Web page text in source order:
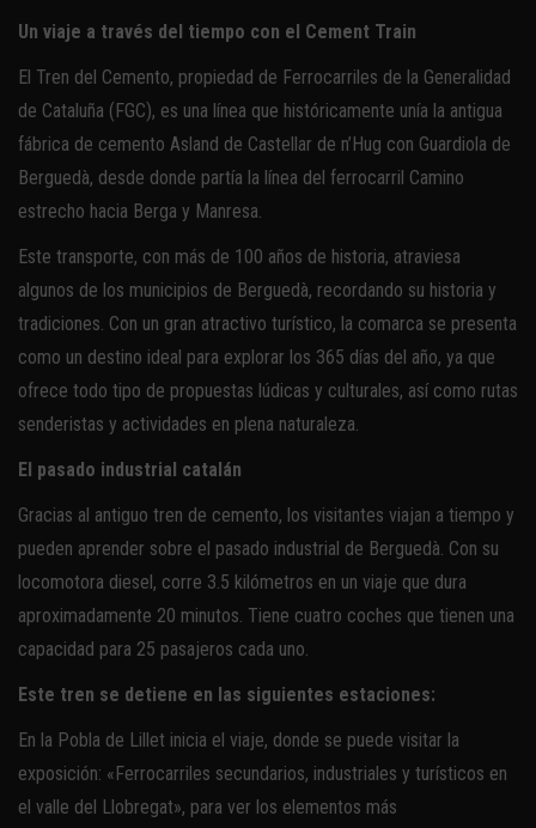
Un viaje a través del tiempo con el Cement Train
El Tren del Cemento, propiedad de Ferrocarriles de la Generalidad
de Cataluña (FGC), es una línea que históricamente unía la antigua
fábrica de cemento Asland de Castellar de n’Hug con Guardiola de
Berguedà, desde donde partía la línea del ferrocarril Camino
estrecho hacia Berga y Manresa.
Este transporte, con más de 100 años de historia, atraviesa
algunos de los municipios de Berguedà, recordando su historia y
tradiciones. Con un gran atractivo turístico, la comarca se presenta
como un destino ideal para explorar los 365 días del año, ya que
ofrece todo tipo de propuestas lúdicas y culturales, así como rutas
senderistas y actividades en plena naturaleza.
El pasado industrial catalán
Gracias al antiguo tren de cemento, los visitantes viajan a tiempo y
pueden aprender sobre el pasado industrial de Berguedà. Con su
locomotora diesel, corre 3.5 kilómetros en un viaje que dura
aproximadamente 20 minutos. Tiene cuatro coches que tienen una
capacidad para 25 pasajeros cada uno.
Este tren se detiene en las siguientes estaciones:
En la Pobla de Lillet inicia el viaje, donde se puede visitar la
exposición: «Ferrocarriles secundarios, industriales y turísticos en
el valle del Llobregat», para ver los elementos más